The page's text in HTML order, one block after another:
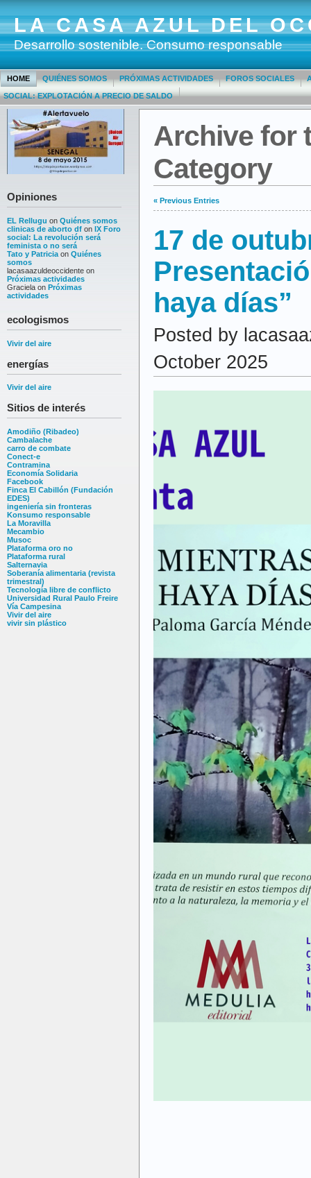
LA CASA AZUL DEL
Desarrollo sostenible. Consumo responsable
HOME QUIÉNES SOMOS PRÓXIMAS ACTIVIDADES FOROS SOCIALES
SOCIAL: EXPLOTACIÓN A PRECIO DE SALDO
Opiniones
EL Rellugu on Quiénes somos
clinicas de aborto df on IX Foro
social: La revolución será
feminista o no será
Tato y Patricia on Quiénes
somos
lacasaazuldeoccidente on
Próximas actividades
Graciela on Próximas
actividades
ecologismos
Vivir del aire
energías
Vivir del aire
Sitios de interés
Amodiño (Ribadeo)
Cambalache
carro de combate
Conect-e
Contramina
Economía Solidaria
Facebook
Finca El Cabillón (Fundación
EDES)
ingeniería sin fronteras
Konsumo responsable
La Moravilla
Mecambio
Musoc
Plataforma oro no
Plataforma rural
Salternavia
Soberanía alimentaria (revista
trimestral)
Tecnología libre de conflicto
Universidad Rural Paulo Freire
Vía Campesina
Vivir del aire
vivir sin plástico
Archive for
Category
« Previous Entries
17 de
haya días”
Posted by
October 2025